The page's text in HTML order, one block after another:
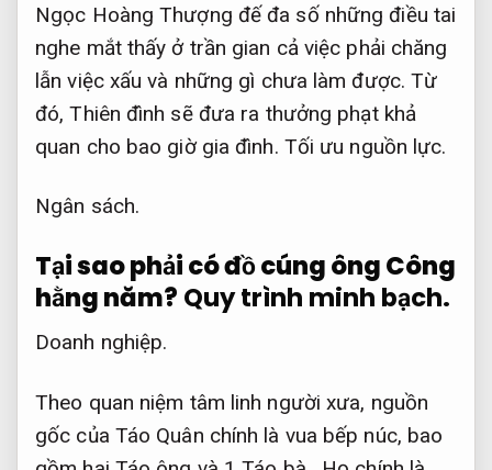
Ngọc Hoàng Thượng đế đa số những điều tai
nghe mắt thấy ở trần gian cả việc phải chăng
lẫn việc xấu và những gì chưa làm được. Từ
đó, Thiên đình sẽ đưa ra thưởng phạt khả
quan cho bao giờ gia đình. Tối ưu nguồn lực.
Ngân sách.
Tại sao phải có đồ cúng ông Công
hằng năm? Quy trình minh bạch.
Doanh nghiệp.
Theo quan niệm tâm linh người xưa, nguồn
gốc của Táo Quân chính là vua bếp núc, bao